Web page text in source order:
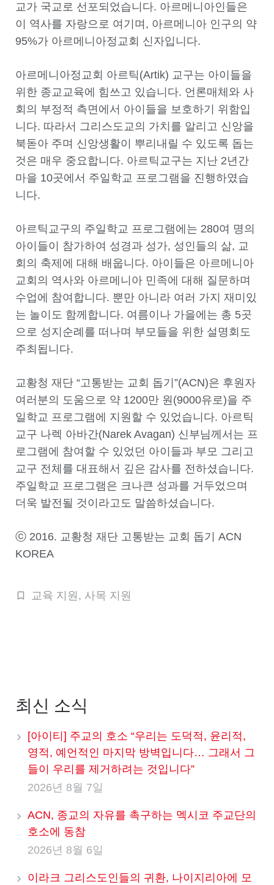
교가 국교로 선포되었습니다. 아르메니아인들은
이 역사를 자랑으로 여기며, 아르메니아 인구의 약
95%가 아르메니아정교회 신자입니다.
아르메니아정교회 아르틱(Artik) 교구는 아이들을
위한 종교교육에 힘쓰고 있습니다. 언론매체와 사
회의 부정적 측면에서 아이들을 보호하기 위함입
니다. 따라서 그리스도교의 가치를 알리고 신앙을
북돋아 주며 신앙생활이 뿌리내릴 수 있도록 돕는
것은 매우 중요합니다. 아르틱교구는 지난 2년간
마을 10곳에서 주일학교 프로그램을 진행하였습
니다.
아르틱교구의 주일학교 프로그램에는 280여 명의
아이들이 참가하여 성경과 성가, 성인들의 삶, 교
회의 축제에 대해 배웁니다. 아이들은 아르메니아
교회의 역사와 아르메니아 민족에 대해 질문하며
수업에 참여합니다. 뿐만 아니라 여러 가지 재미있
는 놀이도 함께합니다. 여름이나 가을에는 총 5곳
으로 성지순례를 떠나며 부모들을 위한 설명회도
주최됩니다.
교황청 재단 “고통받는 교회 돕기”(ACN)은 후원자
여러분의 도움으로 약 1200만 원(9000유로)을 주
일학교 프로그램에 지원할 수 있었습니다. 아르틱
교구 나렉 아바간(Narek Avagan) 신부님께서는 프
로그램에 참여할 수 있었던 아이들과 부모 그리고
교구 전체를 대표해서 깊은 감사를 전하셨습니다.
주일학교 프로그램은 크나큰 성과를 거두었으며
더욱 발전될 것이라고도 말씀하셨습니다.
ⓒ 2016. 교황청 재단 고통받는 교회 돕기 ACN
KOREA
교육 지원 , 사목 지원
최신 소식
[아이티] 주교의 호소 “우리는 도덕적, 윤리적,
영적, 예언적인 마지막 방벽입니다… 그래서 그
들이 우리를 제거하려는 것입니다”
2026년 8월 7일
ACN, 종교의 자유를 촉구하는 멕시코 주교단의
호소에 동참
2026년 8월 6일
이라크 그리스도인들의 귀환, 나이지리아에 모